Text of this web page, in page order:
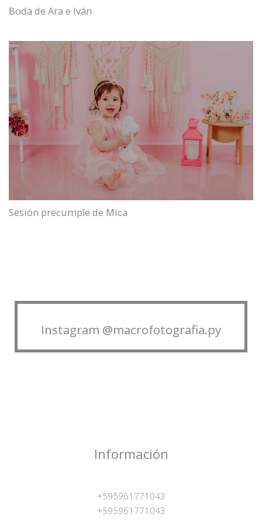
Boda de Ara e Iván
Sesión precumple de Mica
Instagram @macrofotografia.py
Información
+595961771043
+595961771043